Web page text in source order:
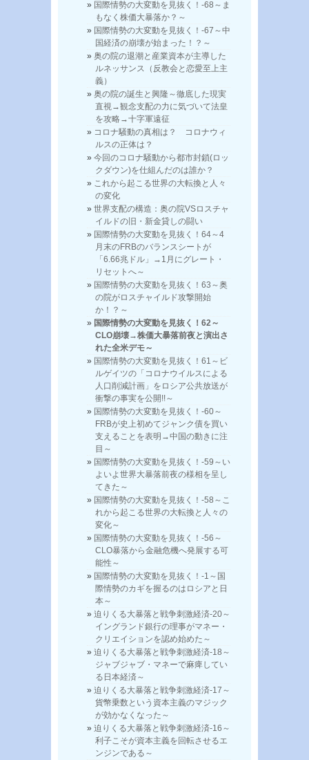
国際情勢の大変動を見抜く！-68～ま
もなく株価大暴落か？～
国際情勢の大変動を見抜く！-67～中
国経済の崩壊が始まった！？～
奥の院の退潮と産業資本が主導した
ルネッサンス（反教会と恋愛至上主
義）
奥の院の誕生と興隆～徹底した現実
直視→観念支配の力に気づいて法皇
を攻略→十字軍遠征
コロナ騒動の真相は？ コロナウィ
ルスの正体は？
今回のコロナ騒動から都市封鎖(ロッ
クダウン)を仕組んだのは誰か？
これから起こる世界の大転換と人々
の変化
世界支配の構造：奥の院VSロスチャ
イルドの旧・新金貸しの闘い
国際情勢の大変動を見抜く！64～4
月末のFRBのバランスシートが
「6.66兆ドル」→1月にグレート・
リセットへ～
国際情勢の大変動を見抜く！63～奥
の院がロスチャイルド攻撃開始
か！？～
国際情勢の大変動を見抜く！62～
CLO崩壊→株価大暴落前夜と演出さ
れた全米デモ～
国際情勢の大変動を見抜く！61～ビ
ルゲイツの「コロナウイルスによる
人口削減計画」をロシア公共放送が
衝撃の事実を公開!!～
国際情勢の大変動を見抜く！-60～
FRBが史上初めてジャンク債を買い
支えることを表明→中国の動きに注
目～
国際情勢の大変動を見抜く！-59～い
よいよ世界大暴落前夜の様相を呈し
てきた～
国際情勢の大変動を見抜く！-58～こ
れから起こる世界の大転換と人々の
変化～
国際情勢の大変動を見抜く！-56～
CLO暴落から金融危機へ発展する可
能性～
国際情勢の大変動を見抜く！-1～国
際情勢のカギを握るのはロシアと日
本～
迫りくる大暴落と戦争刺激経済-20～
イングランド銀行の理事がマネー・
クリエイションを認め始めた～
迫りくる大暴落と戦争刺激経済-18～
ジャブジャブ・マネーで麻痺してい
る日本経済～
迫りくる大暴落と戦争刺激経済-17～
貨幣乗数という資本主義のマジック
が効かなくなった～
迫りくる大暴落と戦争刺激経済-16～
利子こそが資本主義を回転させるエ
ンジンである～